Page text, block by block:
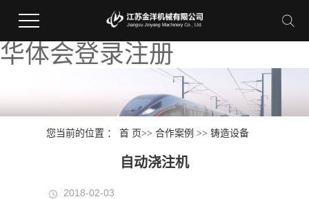
华体会登录注册
您当前的位置 ：首 页>>合作案例 >>铸造设备
自动浇注机
2018-02-03